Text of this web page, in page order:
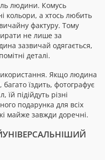
людини. Комусь
кольори, а хтось любить
фактуру. Тому
не лише за
зазвичай одягається,
деталі.
Якщо людина
їздить, фотографує
їй підійдуть різні
подарунка для всіх
майже завжди доречні.